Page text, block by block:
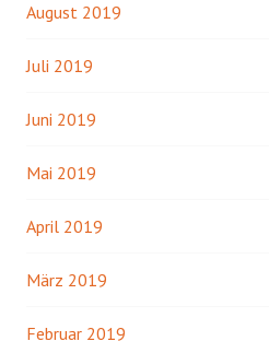
August 2019
Juli 2019
Juni 2019
Mai 2019
April 2019
März 2019
Februar 2019